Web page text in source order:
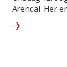
Arendal. Her